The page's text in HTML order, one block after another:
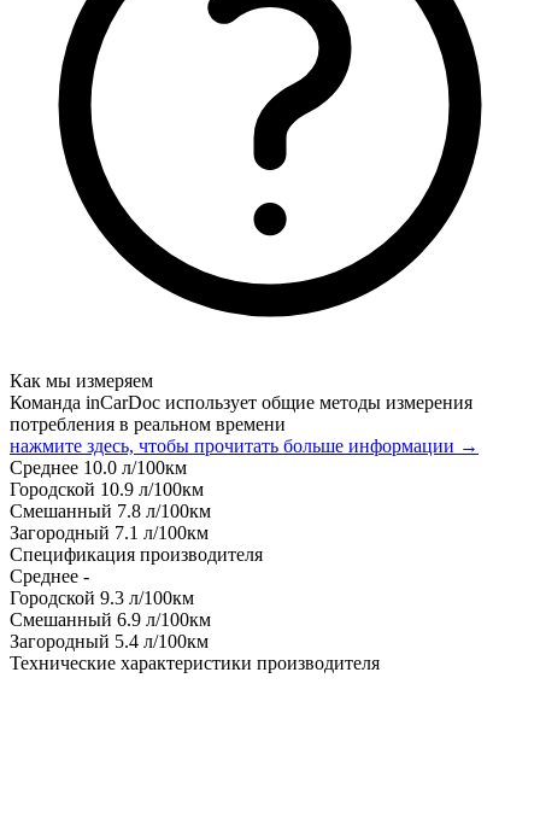
Как мы измеряем
Команда inCarDoc использует общие методы измерения
потребления в реальном времени
нажмите здесь, чтобы прочитать больше информации →
Среднее 10.0 л/100км
Городской 10.9 л/100км
Смешанный 7.8 л/100км
Загородный 7.1 л/100км
Спецификация производителя
Среднее -
Городской 9.3 л/100км
Смешанный 6.9 л/100км
Загородный 5.4 л/100км
Технические характеристики производителя